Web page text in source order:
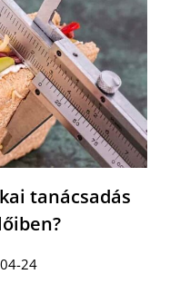
tanácsadás
24